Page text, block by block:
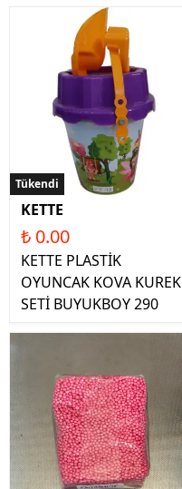
Tükendi
KETTE
₺ 0.00
KETTE PLASTİK
OYUNCAK KOVA KUREK
SETİ BUYUKBOY 290